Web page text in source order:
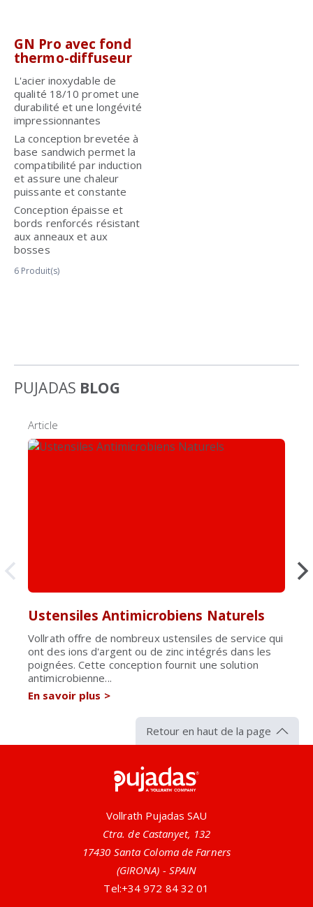
GN Pro avec fond
thermo-diffuseur
L'acier inoxydable de
qualité 18/10 promet une
durabilité et une longévité
impressionnantes
La conception brevetée à
base sandwich permet la
compatibilité par induction
et assure une chaleur
puissante et constante
Conception épaisse et
bords renforcés résistant
aux anneaux et aux
bosses
6 Produit(s)
PUJADAS BLOG
Article
Ustensiles Antimicrobiens Naturels
Vollrath offre de nombreux ustensiles de service qui
ont des ions d'argent ou de zinc intégrés dans les
poignées. Cette conception fournit une solution
antimicrobienne...
En savoir plus >
Retour en haut de la page
Vollrath Pujadas SAU
Ctra. de Castanyet, 132
17430 Santa Coloma de Farners
(GIRONA) - SPAIN
Tel:+34 972 84 32 01